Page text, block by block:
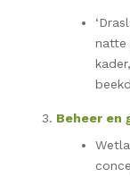
natte
Beheer en